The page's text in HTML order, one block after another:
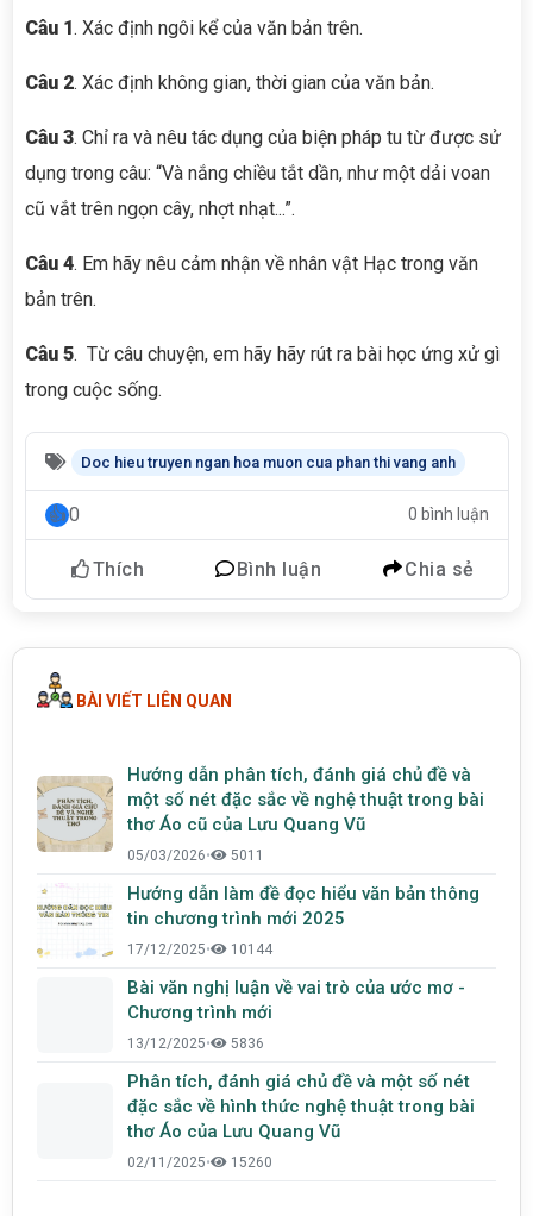
Câu 1. Xác định ngôi kể của văn bản trên.
Câu 2. Xác định không gian, thời gian của văn bản.
Câu 3. Chỉ ra và nêu tác dụng của biện pháp tu từ được sử
dụng trong câu: “Và nắng chiều tắt dần, như một dải voan
cũ vắt trên ngọn cây, nhợt nhạt...”.
Câu 4. Em hãy nêu cảm nhận về nhân vật Hạc trong văn
bản trên.
Câu 5. Từ câu chuyện, em hãy hãy rút ra bài học ứng xử gì
trong cuộc sống.
Doc hieu truyen ngan hoa muon cua phan thi vang anh
0 0 bình luận
Thích Bình luận Chia sẻ
BÀI VIẾT LIÊN QUAN
Hướng dẫn phân tích, đánh giá chủ đề và
một số nét đặc sắc về nghệ thuật trong bài
thơ Áo cũ của Lưu Quang Vũ
05/03/2026• 5011
Hướng dẫn làm đề đọc hiểu văn bản thông
tin chương trình mới 2025
17/12/2025• 10144
Bài văn nghị luận về vai trò của ước mơ -
Chương trình mới
13/12/2025• 5836
Phân tích, đánh giá chủ đề và một số nét
đặc sắc về hình thức nghệ thuật trong bài
thơ Áo của Lưu Quang Vũ
02/11/2025• 15260